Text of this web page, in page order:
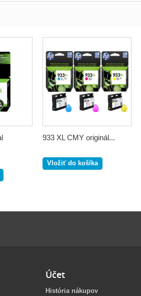
933 XL CMY originál...
Vložiť do košíka
Účet
História nákupov